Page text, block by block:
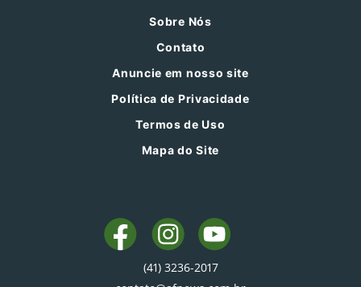
Sobre Nós
Contato
Anuncie em nosso site
Política de Privacidade
Termos de Uso
Mapa do Site
(41) 3236-2017